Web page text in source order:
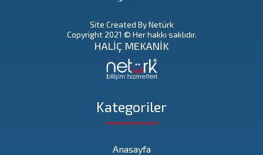
Site Created By Netürk
Copyright 2021 © Her hakkı saklıdır.
HALİÇ MEKANİK
Kategoriler
Anasayfa